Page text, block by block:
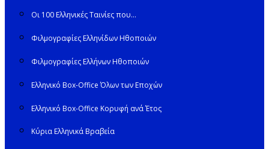
Οι 100 Ελληνικές Ταινίες που…
Φιλμογραφίες Ελληνίδων Ηθοποιών
Φιλμογραφίες Ελλήνων Ηθοποιών
Ελληνικό Box-Office Όλων των Εποχών
Ελληνικό Box-Office Κορυφή ανά Έτος
Κύρια Ελληνικά Βραβεία